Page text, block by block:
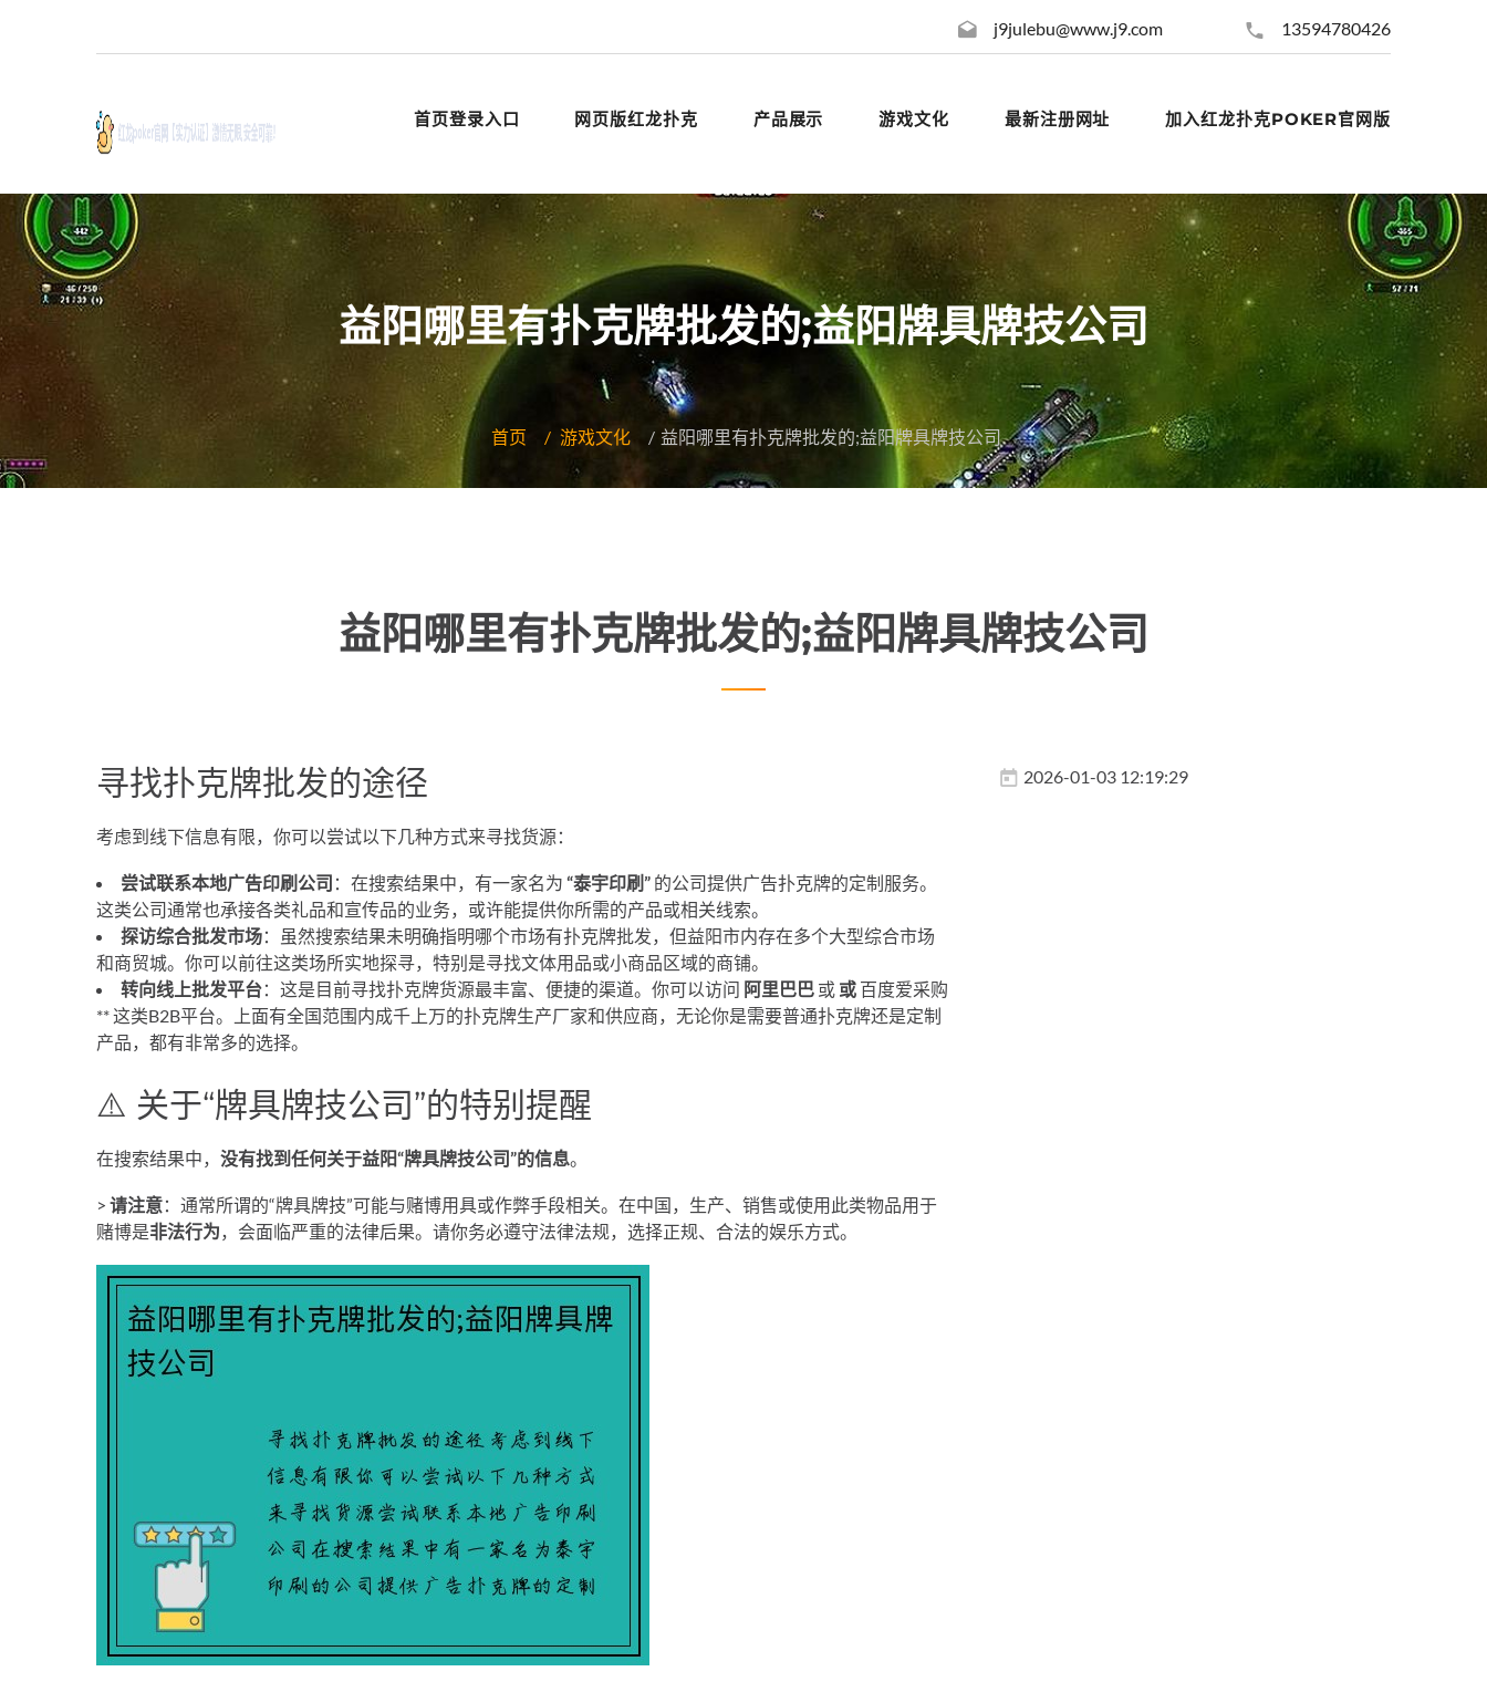
j9julebu@www.j9.com 13594780426
首页登录入口 网页版红龙扑克 产品展示 游戏文化 最新注册网址 加入红龙扑克POKER官网版
益阳哪里有扑克牌批发的;益阳牌具牌技公司
首页 游戏文化 益阳哪里有扑克牌批发的;益阳牌具牌技公司
益阳哪里有扑克牌批发的;益阳牌具牌技公司
寻找扑克牌批发的途径
考虑到线下信息有限，你可以尝试以下几种方式来寻找货源：
尝试联系本地广告印刷公司 ：在搜索结果中，有一家名为 “泰宇印刷” 的公司提供广告扑克牌的定制服务。
这类公司通常也承接各类礼品和宣传品的业务，或许能提供你所需的产品或相关线索。
探访综合批发市场：虽然搜索结果未明确指明哪个市场有扑克牌批发，但益阳市内存在多个大型综合市场
和商贸城。你可以前往这类场所实地探寻，特别是寻找文体用品或小商品区域的商铺。
转向线上批发平台：这是目前寻找扑克牌货源最丰富、便捷的渠道。你可以访问 阿里巴巴 或 或 百度爱采购
** 这类B2B平台。上面有全国范围内成千上万的扑克牌生产厂家和供应商，无论你是需要普通扑克牌还是定制
产品，都有非常多的选择。
⚠️ 关于“牌具牌技公司”的特别提醒
在搜索结果中， 没有找到任何关于益阳“牌具牌技公司”的信息。
> 请注意：通常所谓的“牌具牌技”可能与赌博用具或作弊手段相关。在中国，生产、销售或使用此类物品用于
赌博是非法行为，会面临严重的法律后果。请你务必遵守法律法规，选择正规、合法的娱乐方式。
2026-01-03 12:19:29